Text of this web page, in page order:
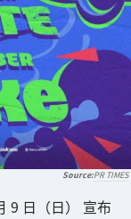
PR TIMES
9 日（日） 宣布